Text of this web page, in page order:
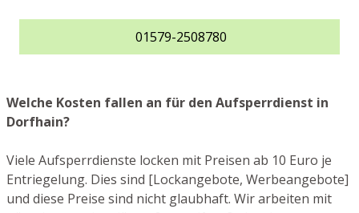
01579-2508780
Welche Kosten fallen an für den Aufsperrdienst in
Dorfhain?
Viele Aufsperrdienste locken mit Preisen ab 10 Euro je
Entriegelung. Dies sind [Lockangebote, Werbeangebote]
und diese Preise sind nicht glaubhaft. Wir arbeiten mit